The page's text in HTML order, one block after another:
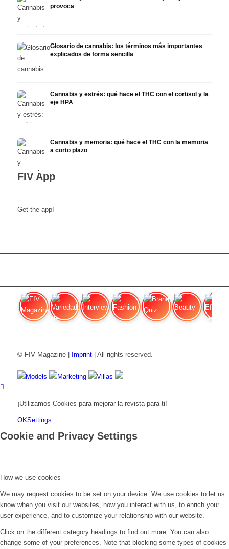
provoca
Glosario de cannabis: los términos más importantes
explicados de forma sencilla
Cannabis y estrés: qué hace el THC con el cortisol y la
eje HPA
Cannabis y memoria: qué hace el THC con la memoria
a corto plazo
FIV App
Get the app!
© FIV Magazine | Imprint| All rights reserved.
Models Marketing Villas
¡Utilizamos Cookies para mejorar la revista para ti!
OKSettings
Cookie and Privacy Settings
How we use cookies
We may request cookies to be set on your device. We use cookies to let us
know when you visit our websites, how you interact with us, to enrich your
user experience, and to customize your relationship with our website.
Click on the different category headings to find out more. You can also
change some of your preferences. Note that blocking some types of cookies